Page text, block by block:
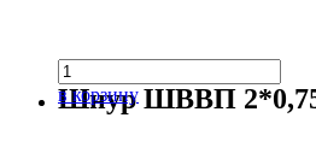
в корзину
Шнур ШВВП 2*0,75